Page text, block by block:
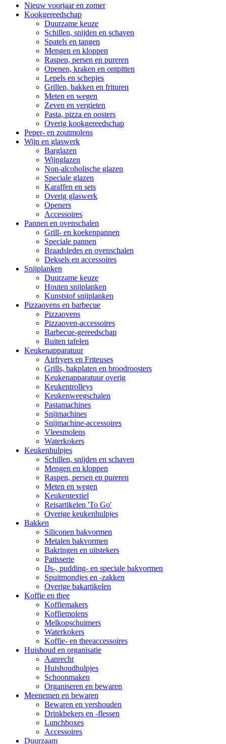
Nieuw voorjaar en zomer
Kookgereedschap
Duurzame keuze
Schillen, snijden en schaven
Spatels en tangen
Mengen en kloppen
Raspen, persen en pureren
Openen, kraken en ontpitten
Lepels en schepjes
Grillen, bakken en frituren
Meten en wegen
Zeven en vergieten
Pasta, pizza en oosters
Overig kookgereedschap
Peper- en zoutmolens
Wijn en glaswerk
Barglazen
Wijnglazen
Non-alcoholische glazen
Speciale glazen
Karaffen en sets
Overig glaswerk
Openers
Accessoires
Pannen en ovenschalen
Grill- en koekenpannen
Speciale pannen
Braadsledes en ovenschalen
Deksels en accessoires
Snijplanken
Duurzame keuze
Houten snijplanken
Kunststof snijplanken
Pizzaovens en barbecue
Pizzaovens
Pizzaoven-accessoires
Barbecue-gereedschap
Buiten tafelen
Keukenapparatuur
Airfryers en Friteuses
Grills, bakplaten en broodroosters
Keukenapparatuur overig
Keukentrolleys
Keukenweegschalen
Pastamachines
Snijmachines
Snijmachine-accessoires
Vleesmolens
Waterkokers
Keukenhulpjes
Schillen, snijden en schaven
Mengen en kloppen
Raspen, persen en pureren
Meten en wegen
Keukentextiel
Reisartikelen 'To Go'
Overige keukenhulpjes
Bakken
Siliconen bakvormen
Metalen bakvormen
Bakringen en uitstekers
Patisserie
IJs-, pudding- en speciale bakvormen
Spuitmondjes en -zakken
Overige bakartikelen
Koffie en thee
Koffiemakers
Koffiemolens
Melkopschuimers
Waterkokers
Koffie- en theeaccessoires
Huishoud en organisatie
Aanrecht
Huishoudhulpjes
Schoonmaken
Organiseren en bewaren
Meenemen en bewaren
Bewaren en vershouden
Drinkbekers en -flessen
Lunchboxes
Accessoires
Duurzaam